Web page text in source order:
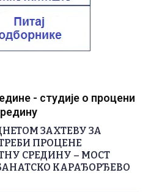
- студије о процени
ЗАХТЕВУ ЗА
ПРОЦЕНЕ
СРЕДИНУ – МОСТ
КАРАЂОРЂЕВО